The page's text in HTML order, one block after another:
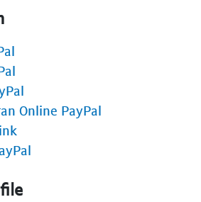
Online PayPal